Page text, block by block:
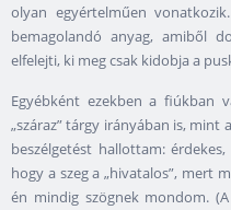
olyan egyértelműen
bemagolandó anyag, amiből
elfelejti, ki meg csak kidobja a
Egyébként ezekben a fiúkban
„száraz” tárgy irányában is,
beszélgetést hallottam:
hogy a szeg a „hivatalos”, mert
én mindig szögnek mondom.